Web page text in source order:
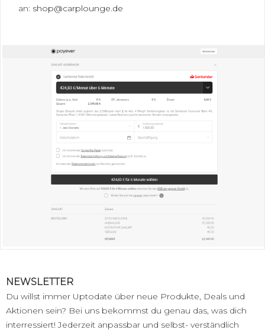
an: shop@carplounge.de
NEWSLETTER
Du willst immer Uptodate über neue Produkte, Deals und
Aktionen sein? Bei uns bekommst du genau das, was dich
interressiert! Jederzeit anpassbar und selbst- verständlich